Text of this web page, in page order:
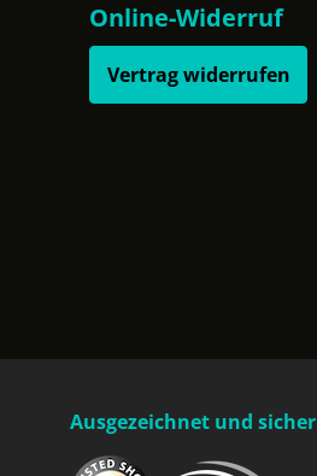
Online-Widerruf
Vertrag widerrufen
Ausgezeichnet und sicher